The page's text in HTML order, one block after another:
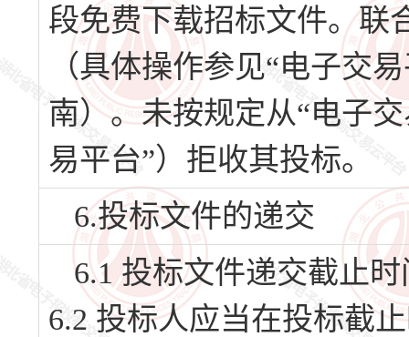
段免费下载招标文件。联
（具体操作参见“电子交
南）。未按规定从“电子
易平台”）拒收其投标。
6.投标文件的递交
6.1 投标文件递交截止时
6.2 投标人应当在投标截